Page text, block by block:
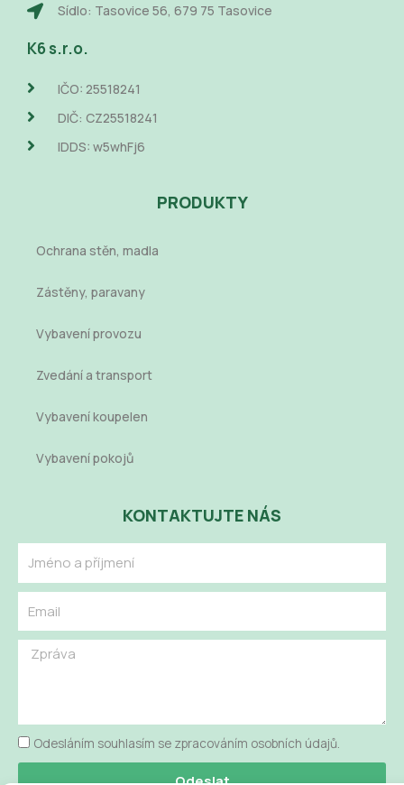
Sídlo: Tasovice 56, 679 75 Tasovice
K6 s.r.o.
IČO: 25518241
DIČ: CZ25518241
IDDS: w5whFj6
PRODUKTY
Ochrana stěn, madla
Zástěny, paravany
Vybavení provozu
Zvedání a transport
Vybavení koupelen
Vybavení pokojů
KONTAKTUJTE NÁS
Message
Odesláním souhlasím se zpracováním osobních údajů.
Odeslat